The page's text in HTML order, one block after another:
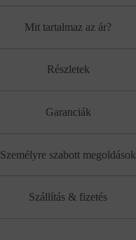
Mit tartalmaz az ár?
Részletek
Garanciák
Személyre szabott megoldások
Szállítás & fizetés